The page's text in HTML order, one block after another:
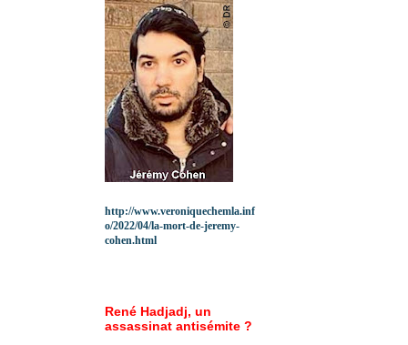
http://www.veroniquechemla.inf
o/2022/04/la-mort-de-jeremy-
cohen.html
René Hadjadj, un
assassinat antisémite ?